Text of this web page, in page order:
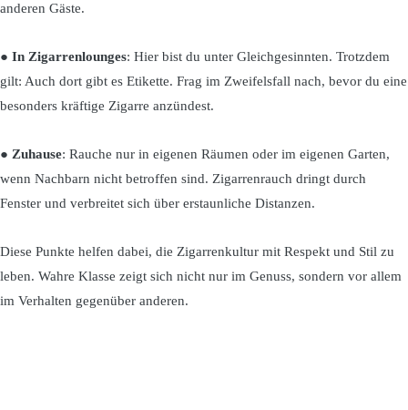
anderen Gäste.
● In Zigarrenlounges: Hier bist du unter Gleichgesinnten. Trotzdem
gilt: Auch dort gibt es Etikette. Frag im Zweifelsfall nach, bevor du eine
besonders kräftige Zigarre anzündest.
● Zuhause: Rauche nur in eigenen Räumen oder im eigenen Garten,
wenn Nachbarn nicht betroffen sind. Zigarrenrauch dringt durch
Fenster und verbreitet sich über erstaunliche Distanzen.
Diese Punkte helfen dabei, die Zigarrenkultur mit Respekt und Stil zu
leben. Wahre Klasse zeigt sich nicht nur im Genuss, sondern vor allem
im Verhalten gegenüber anderen.